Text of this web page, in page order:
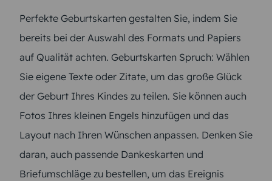
Perfekte Geburtskarten gestalten Sie, indem Sie
bereits bei der Auswahl des Formats und Papiers
auf Qualität achten. Geburtskarten Spruch: Wählen
Sie eigene Texte oder Zitate, um das große Glück
der Geburt Ihres Kindes zu teilen. Sie können auch
Fotos Ihres kleinen Engels hinzufügen und das
Layout nach Ihren Wünschen anpassen. Denken Sie
daran, auch passende Dankeskarten und
Briefumschläge zu bestellen, um das Ereignis